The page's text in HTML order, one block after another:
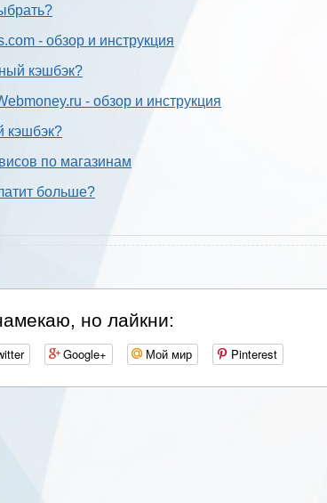
- обзор и инструкция
кэшбэк?
- обзор и инструкция
кэшбэк?
по магазинам
больше?
но лайкни:
Google+ Мой мир Pinterest